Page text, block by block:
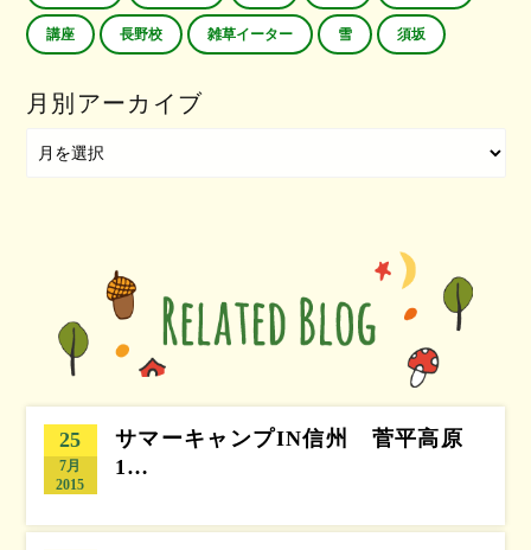
講座 長野校 雑草イーター 雪 須坂
月別アーカイブ
25
7月
2015
サマーキャンプIN信州 菅平高原
1…